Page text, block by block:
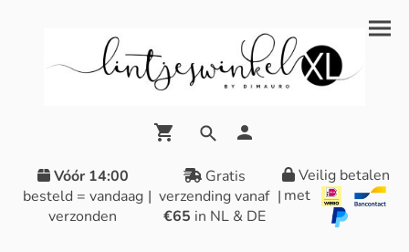
Vóór 14:00
besteld = vandaag
verzonden
|
Gratis
verzending vanaf
€65 in NL & DE
|
Veilig betalen
met